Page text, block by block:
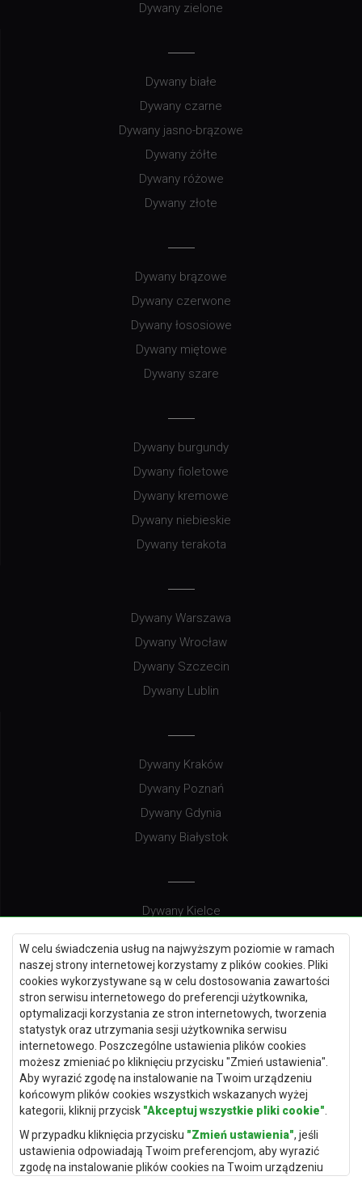
W celu świadczenia usług na najwyższym poziomie w ramach
naszej strony internetowej korzystamy z plików cookies. Pliki
cookies wykorzystywane są w celu dostosowania zawartości
stron serwisu internetowego do preferencji użytkownika,
optymalizacji korzystania ze stron internetowych, tworzenia
statystyk oraz utrzymania sesji użytkownika serwisu
internetowego. Poszczególne ustawienia plików cookies
możesz zmieniać po kliknięciu przycisku "Zmień ustawienia".
Aby wyrazić zgodę na instalowanie na Twoim urządzeniu
końcowym plików cookies wszystkich wskazanych wyżej
kategorii, kliknij przycisk "Akceptuj wszystkie pliki cookie"
W przypadku kliknięcia przycisku "Zmień ustawienia", jeśli
ustawienia odpowiadają Twoim preferencjom, aby wyrazić
zgodę na instalowanie plików cookies na Twoim urządzeniu
Dywany zielone
Dywany białe
Dywany czarne
Dywany jasno-brązowe
Dywany żółte
Dywany różowe
Dywany złote
Dywany brązowe
Dywany czerwone
Dywany łososiowe
Dywany miętowe
Dywany szare
Dywany burgundy
Dywany fioletowe
Dywany kremowe
Dywany niebieskie
Dywany terakota
Dywany Warszawa
Dywany Wrocław
Dywany Szczecin
Dywany Lublin
Dywany Kraków
Dywany Poznań
Dywany Gdynia
Dywany Białystok
Dywany Kielce
Dywany Gdańsk
Dywany Toruń
Dywany Bydgoszcz
Dywany Łódź
Dywany Katowice
Dywany Rzeszów
Dywany Częstochowa